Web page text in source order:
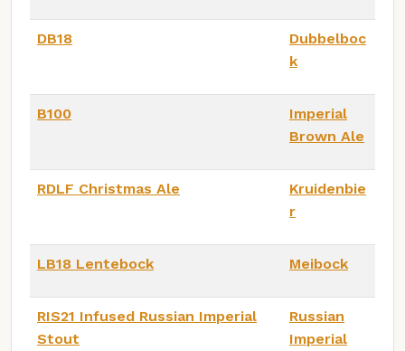
DB18
Dubbelboc
k
B100
Imperial
Brown Ale
RDLF Christmas Ale
Kruidenbie
r
LB18 Lentebock Meibock
RIS21 Infused Russian Imperial
Stout
Russian
Imperial